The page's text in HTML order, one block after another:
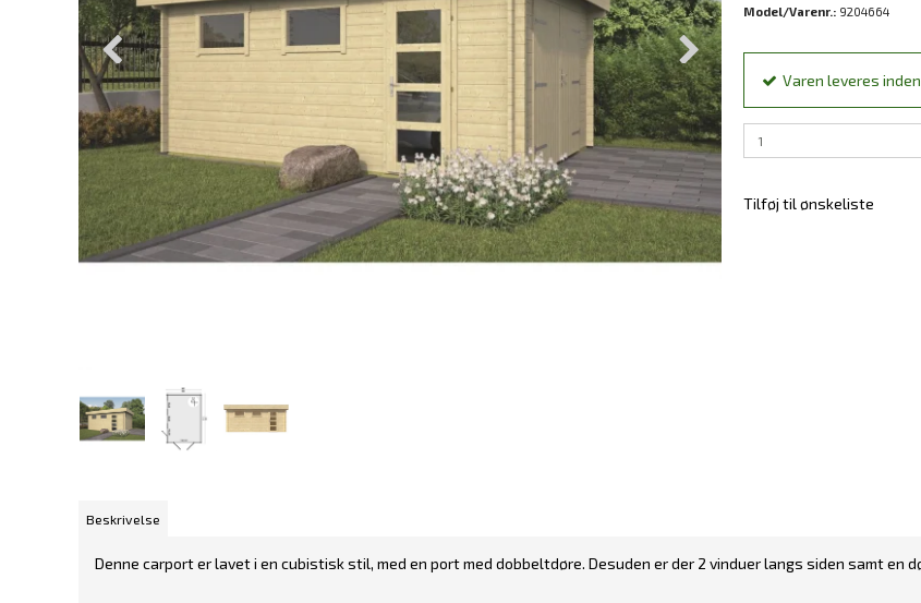
Model/Varenr.: 9204664
Varen leveres
Tilføj til ønskeliste
Beskrivelse
Denne carport er lavet i en cubistisk stil, med en port med dobbeltdøre. Desuden er der 2 vinduer langs siden samt en